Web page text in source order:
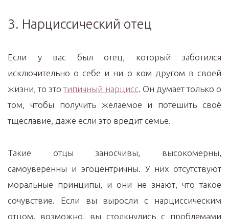
3. Нарциссический отец
Если у вас был отец, который заботился
исключительно о себе и ни о ком другом в своей
жизни, то этотипичный нарцисс. Он думает только о
том, чтобы получить желаемое и потешить своё
тщеславие, даже если это вредит семье.
Такие отцы заносчивы, высокомерны,
самоуверенны и эгоцентричны. У них отсутствуют
моральные принципы, и они не знают, что такое
сочувствие. Если вы выросли с нарциссическим
отцом, возможно, вы столкнулись с проблемами